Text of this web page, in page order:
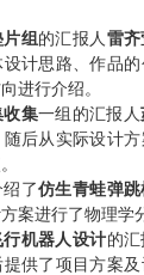
组 的汇报人 雷齐
计思路、作品
进行介绍。
收集一组的汇报人
后从实际设计
绍了仿生青蛙弹
案进行了物理学
机器人 设计的汇
供了项目方案